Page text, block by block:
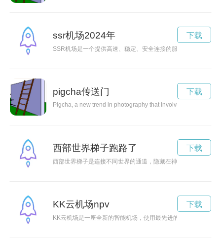
ssr机场2024年
SSR机场是一个提供高速、稳定、安全连接的服务平台。本文
下载
pigcha传送门
Pigcha, a new trend in photography that involves capturing
下载
西部世界梯子跑路了
西部世界梯子是连接不同世界的通道，隐藏在神秘的地方。许
下载
KK云机场npv
KK云机场是一座全新的智能机场，使用最先进的技术和服务，
下载